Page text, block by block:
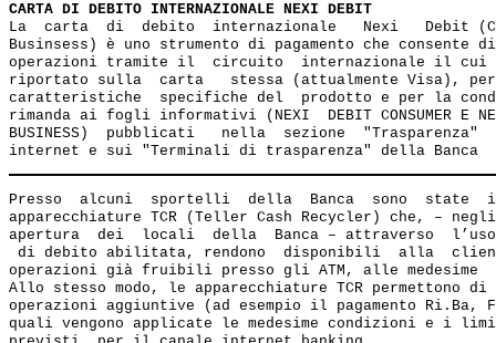
CARTA DI DEBITO INTERNAZIONALE NEXI DEBIT
La  carta  di  debito  internazionale   Nexi   Debit
Businsess) è uno strumento di pagamento che consente
operazioni tramite il  circuito  internazionale il cui
riportato sulla  carta   stessa (attualmente Visa),
caratteristiche  specifiche del  prodotto e per la
rimanda ai fogli informativi (NEXI  DEBIT CONSUMER E
BUSINESS)  pubblicati   nella  sezione
Presso  alcuni  sportelli  della  Banca  sono  state
apparecchiature TCR (Teller Cash Recycler) che, –
apertura  dei  locali  della  Banca – attraverso
di debito abilitata, rendono  disponibili  alla
operazioni già fruibili presso gli ATM, alle medesime
Allo stesso modo, le apparecchiature TCR permettono
operazioni aggiuntive (ad esempio il pagamento
quali vengono applicate le medesime condizioni e i